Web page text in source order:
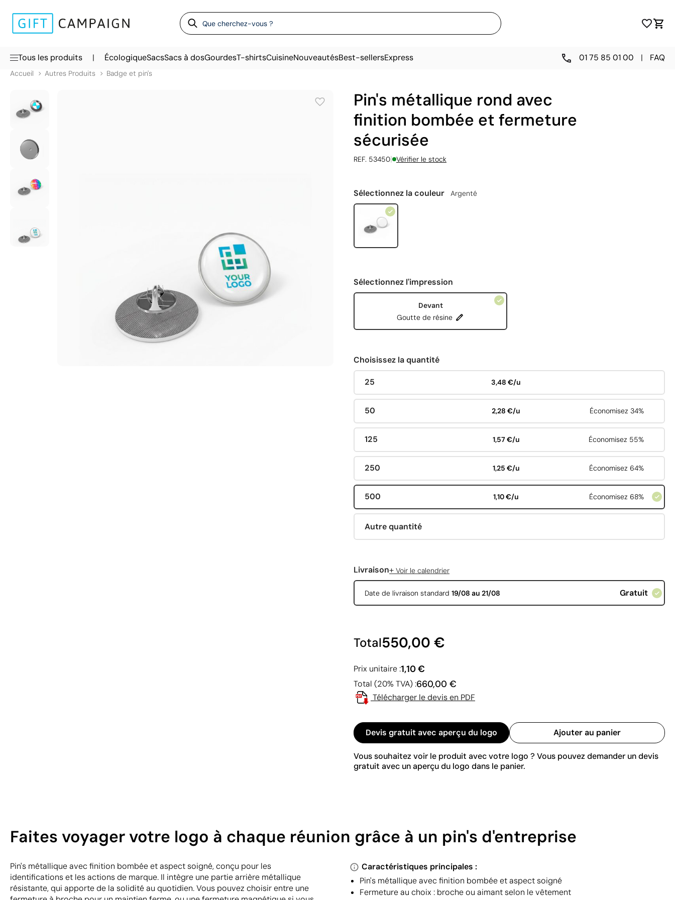
Tous les produits | ÉcologiqueSacsSacs à dosGourdesT-shirtsCuisineNouveautésBest-sellersExpress 01 75 85 01 00 | FAQ
Accueil Autres Produits Badge et pin's
Pin's métallique rond avec
finition bombée et fermeture
sécurisée
REF. 53450| Vérifier le stock
Sélectionnez la couleur Argenté
Sélectionnez l'impression
Devant
Goutte de résine
Choisissez la quantité
25 3,48 €/u
50 2,28 €/u Économisez 34%
125 1,57 €/u Économisez 55%
250 1,25 €/u Économisez 64%
500 1,10 €/u Économisez 68%
Autre quantité
Livraison+ Voir le calendrier
Date de livraison standard 19/08 au 21/08 Gratuit
Total550,00 €
Prix unitaire :1,10 €
Total (20% TVA) :660,00 €
Télécharger le devis en PDF
Devis gratuit avec aperçu du logo Ajouter au panier
Vous souhaitez voir le produit avec votre logo ? Vous pouvez demander un devis
gratuit avec un aperçu du logo dans le panier.
Faites voyager votre logo à chaque réunion grâce à un pin's d'entreprise
Pin's métallique avec finition bombée et aspect soigné, conçu pour les
identifications et les actions de marque. Il intègre une partie arrière métallique
résistante, qui apporte de la solidité au quotidien. Vous pouvez choisir entre une
Caractéristiques principales :
Pin's métallique avec finition bombée et aspect soigné
Fermeture au choix : broche ou aimant selon le vêtement